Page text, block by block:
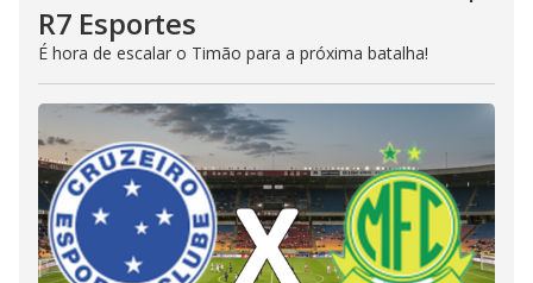
R7 Esportes
É hora de escalar o Timão para a próxima batalha!